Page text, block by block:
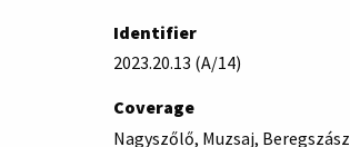
Identifier
2023.20.13 (A/14)
Coverage
Nagyszőlő, Muzsaj, Beregszász